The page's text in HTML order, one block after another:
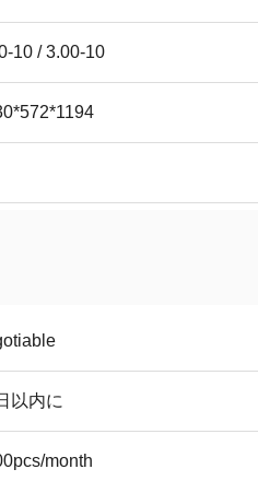
10 / 3.00-10
以内に
month